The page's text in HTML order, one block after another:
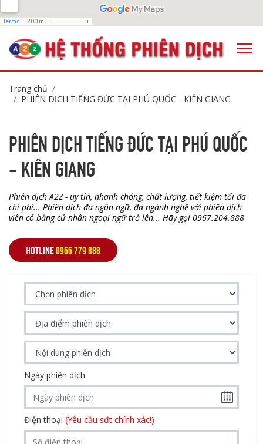
Trang chủ
PHIÊN DỊCH TIẾNG ĐỨC TẠI PHÚ QUỐC - KIÊN GIANG
PHIÊN DỊCH TIẾNG ĐỨC TẠI PHÚ QUỐC
- KIÊN GIANG
Phiên dịch A2Z - uy tín, nhanh chóng, chất lượng, tiết kiệm tối đa
chi phí... Phiên dịch đa ngôn ngữ, đa ngành nghề với phiên dịch
viên có bằng cử nhân ngoại ngữ trở lên... Hãy gọi 0967.204.888
HOTLINE0966 779 888
Ngày phiên dịch
Điện thoại (Yêu cầu sđt chính xác!)